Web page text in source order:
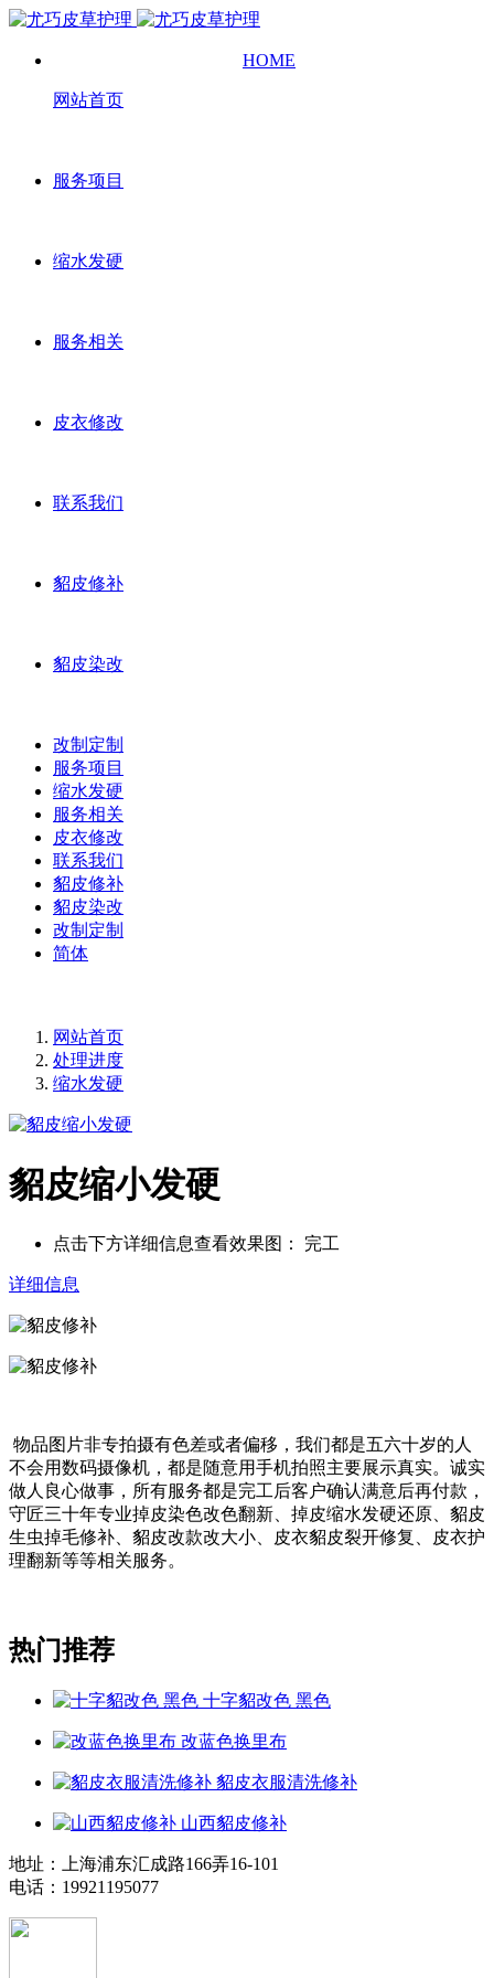
HOME
网站首页
服务项目
缩水发硬
服务相关
皮衣修改
联系我们
貂皮修补
貂皮染改
改制定制
服务项目
缩水发硬
服务相关
皮衣修改
联系我们
貂皮修补
貂皮染改
改制定制
简体
网站首页
处理进度
缩水发硬
貂皮缩小发硬
点击下方详细信息查看效果图： 完工
详细信息
物品图片非专拍摄有色差或者偏移，我们都是五六十岁的人
不会用数码摄像机，都是随意用手机拍照主要展示真实。诚实
做人良心做事，所有服务都是完工后客户确认满意后再付款，
守匠三十年专业掉皮染色改色翻新、掉皮缩水发硬还原、貂皮
生虫掉毛修补、貂皮改款改大小、皮衣貂皮裂开修复、皮衣护
理翻新等等相关服务。
热门推荐
十字貂改色 黑色
改蓝色换里布
貂皮衣服清洗修补
山西貂皮修补
地址：上海浦东汇成路166弄16-101
电话：19921195077